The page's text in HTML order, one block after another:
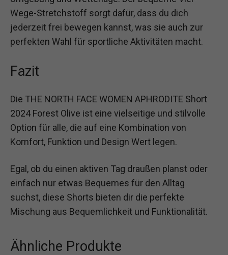
Wege-Stretchstoff sorgt dafür, dass du dich
jederzeit frei bewegen kannst, was sie auch zur
perfekten Wahl für sportliche Aktivitäten macht.
Fazit
Die THE NORTH FACE WOMEN APHRODITE Short
2024 Forest Olive ist eine vielseitige und stilvolle
Option für alle, die auf eine Kombination von
Komfort, Funktion und Design Wert legen.
Egal, ob du einen aktiven Tag draußen planst oder
einfach nur etwas Bequemes für den Alltag
suchst, diese Shorts bieten dir die perfekte
Mischung aus Bequemlichkeit und Funktionalität.
Ähnliche Produkte